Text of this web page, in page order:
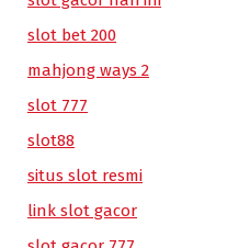
slot bet 200
mahjong ways 2
slot 777
slot88
situs slot resmi
link slot gacor